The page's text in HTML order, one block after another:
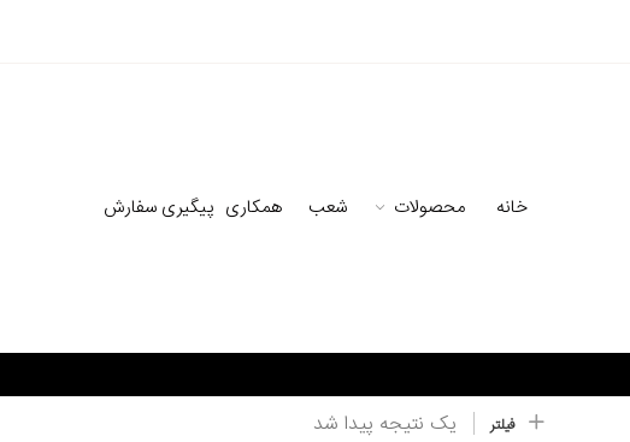
خانه محصولات شعب همکاری پیگیری سفارش
فیلتر یک نتیجه پیدا شد